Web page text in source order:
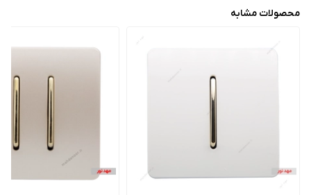
محصولات مشابه